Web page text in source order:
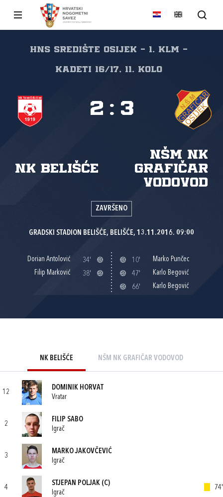
HNS Središte Osijek - 1. KLM -
Kadeti 16/17, 11. kolo
NK Belišće
NŠM NK
Grafičar
Vodovod
2 : 3
ZAVRŠENO
GRADSKI STADION BELIŠĆE, BELIŠĆE, 13.11.2016. 09:00
Dorian Antolović
34'
Filip Marković
38'
10'
Marko Punčec
47'
Karlo Begović
66'
Karlo Begović
NK BELIŠĆE NŠM NK GRAFIČAR VODOVOD
12
DOMINIK HORVAT
Vratar
2
FILIP SABO
Igrač
3
MARKO JAKOVČEVIĆ
Igrač
4
STJEPAN POLJAK (C)
Igrač
74'